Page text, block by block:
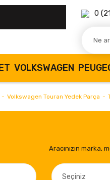
0
VOLKSWAGEN
Volkswagen Touran Yedek Parça
Aracınızın marka,